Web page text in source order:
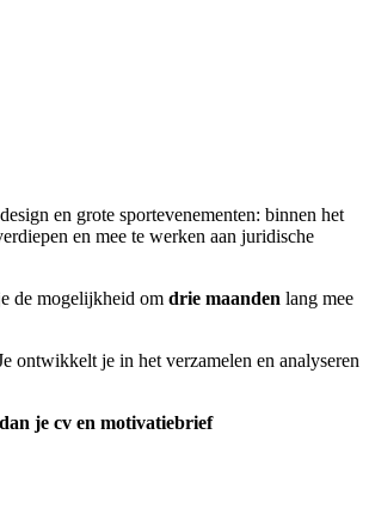
en grote sportevenementen: binnen het
en mee te werken aan juridische
de mogelijkheid om drie maanden lang mee
ontwikkelt je in het verzamelen en analyseren
je cv en motivatiebrief